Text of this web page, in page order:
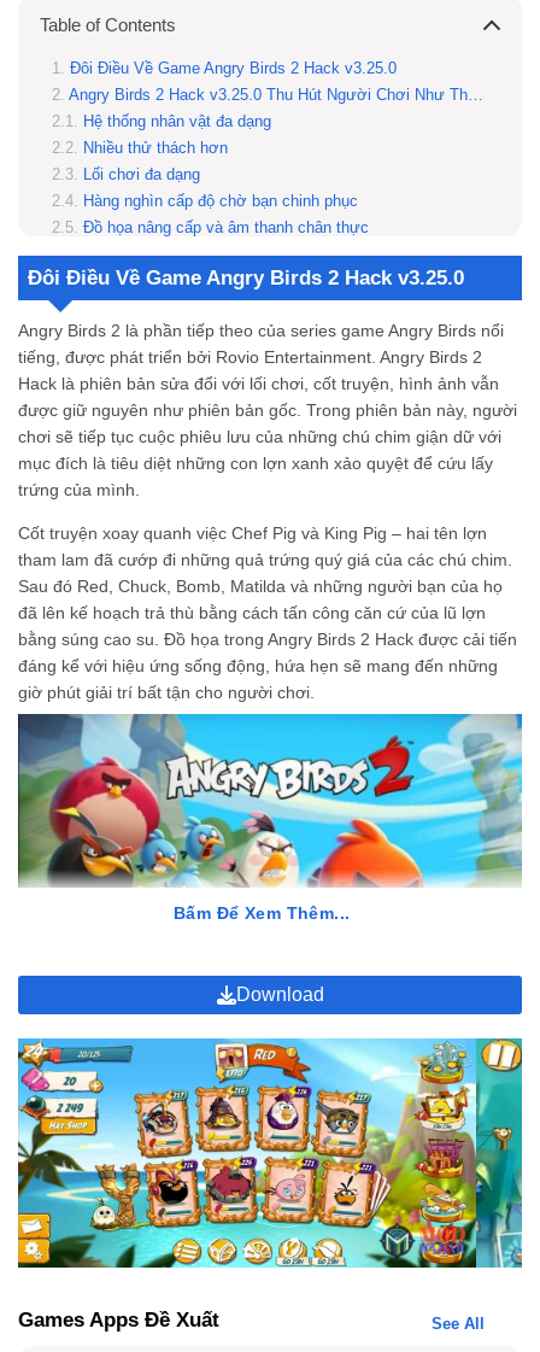
Table of Contents
Đôi Điều Về Game Angry Birds 2 Hack v3.25.0
Angry Birds 2 Hack v3.25.0 Thu Hút Người Chơi Như Thế Nào?
Hệ thống nhân vật đa dạng
Nhiều thử thách hơn
Lối chơi đa dạng
Hàng nghìn cấp độ chờ bạn chinh phục
Đồ họa nâng cấp và âm thanh chân thực
Phiên Bản Angry Birds 2 Hack Sẽ Có Những Gì?
Vô hạn tiền và năng lượng
Không giới hạn cấp độ
Cách Tải Game Angry Birds 2 Hack v3.25.0
Còn chần chờ gì mà không tải ngay Angry Birds 2 Hack tại Modradar
Phiên bản Mod Angry Birds 2 v3.25.0 có an toàn không?
Tôi có thể chơi Angry Birds 2 Hack trên iPhone được không?
Phiên bản Angry Birds 2 Hack v3.25.0 có cần kết nối internet để chơi không?
Đôi Điều Về Game Angry Birds 2 Hack v3.25.0
Angry Birds 2 là phần tiếp theo của series game Angry Birds nổi
tiếng, được phát triển bởi Rovio Entertainment. Angry Birds 2
Hack là phiên bản sửa đổi với lối chơi, cốt truyện, hình ảnh vẫn
được giữ nguyên như phiên bản gốc. Trong phiên bản này, người
chơi sẽ tiếp tục cuộc phiêu lưu của những chú chim giận dữ với
mục đích là tiêu diệt những con lợn xanh xảo quyệt để cứu lấy
trứng của mình.
Cốt truyện xoay quanh việc Chef Pig và King Pig – hai tên lợn
tham lam đã cướp đi những quả trứng quý giá của các chú chim.
Sau đó Red, Chuck, Bomb, Matilda và những người bạn của họ
đã lên kế hoạch trả thù bằng cách tấn công căn cứ của lũ lợn
bằng súng cao su. Đồ họa trong Angry Birds 2 Hack được cải tiến
đáng kể với hiệu ứng sống động, hứa hẹn sẽ mang đến những
giờ phút giải trí bất tận cho người chơi.
Đôi điều về game Angry Birds 2 Hack
Angry Birds 2 Hack v3.25.0 Thu Hút Người Chơi
Như Thế Nào?
Angry Birds 2 APK Mod v3.25.0 mang đến một lối chơi quen thuộc
nhưng được nâng cấp với nhiều thứ mới mẻ và hấp dẫn hơn:
Hệ thống nhân vật đa dạng
năng riêng biệt, giúp bạn dễ dàng vượt qua từng thử thách trong
Bấm Để Xem Thêm...
Download
Games Apps Đề Xuất See All